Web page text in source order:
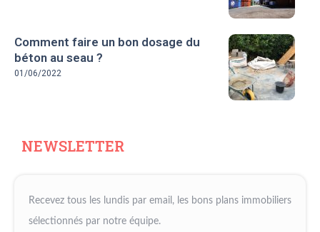
Comment faire un bon dosage du
béton au seau ?
01/06/2022
NEWSLETTER
Recevez tous les lundis par email, les bons plans immobiliers
sélectionnés par notre équipe.